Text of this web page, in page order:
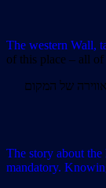
The western Wall,
of this place – all
של המקום
The story about
mandatory.